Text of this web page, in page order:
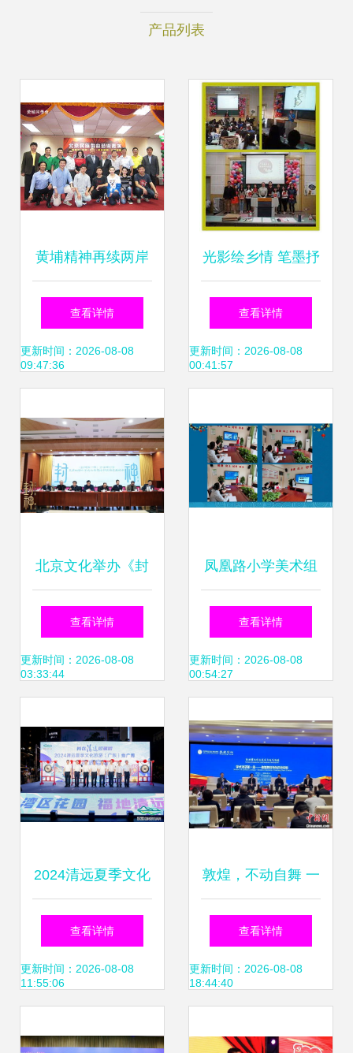
产品列表
黄埔精神再续两岸
情缘——2015年黄
埔文化艺术交流访
查看详情
更新时间：2026-08-08
09:47:36
光影绘乡情 笔墨抒
华章 研究生院首届
摄影征文大赛启幕
查看详情
更新时间：2026-08-08
00:41:57
北京文化举办《封
神第一部》分享研
讨会 探索中华优秀
发展之道
查看详情
更新时间：2026-08-08
03:33:44
凤凰路小学美术组
以国画教学研讨促
传统文化传承
查看详情
更新时间：2026-08-08
00:54:27
2024清远夏季文化
旅游推广活动在穗
举行，共绘文旅交
查看详情
更新时间：2026-08-08
11:55:06
敦煌，不动自舞 一
场跨越时空的文化
艺术交响
查看详情
更新时间：2026-08-08
18:44:40